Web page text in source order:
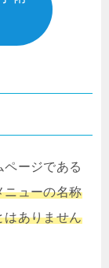
ージである
ニューの名称
はありません